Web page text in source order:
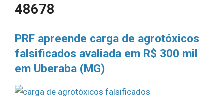
48678
PRF apreende carga de agrotóxicos
falsificados avaliada em R$ 300 mil
em Uberaba (MG)